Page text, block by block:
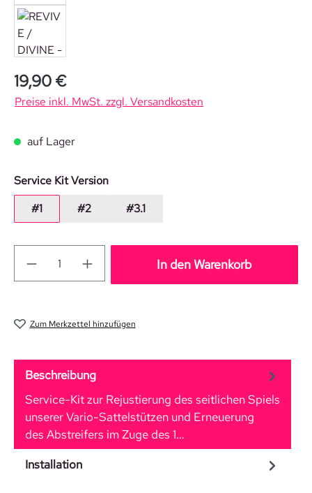
Regulärer Preis:
19,90 €
Preise inkl. MwSt. zzgl. Versandkosten
auf Lager
Service Kit Versionauswählen
#1
#2 #3.1
In den Warenkorb
Zum Merkzettel hinzufügen
Beschreibung
Service-Kit zur Rejustierung des seitlichen Spiels
unserer Vario-Sattelstützen und Erneuerung
des Abstreifers im Zuge des 1…
Installation